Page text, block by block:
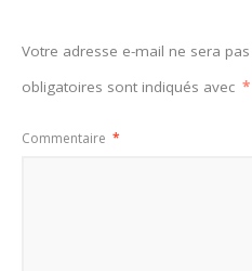
Votre adresse e-mail ne sera
obligatoires sont indiqués avec *
Commentaire *